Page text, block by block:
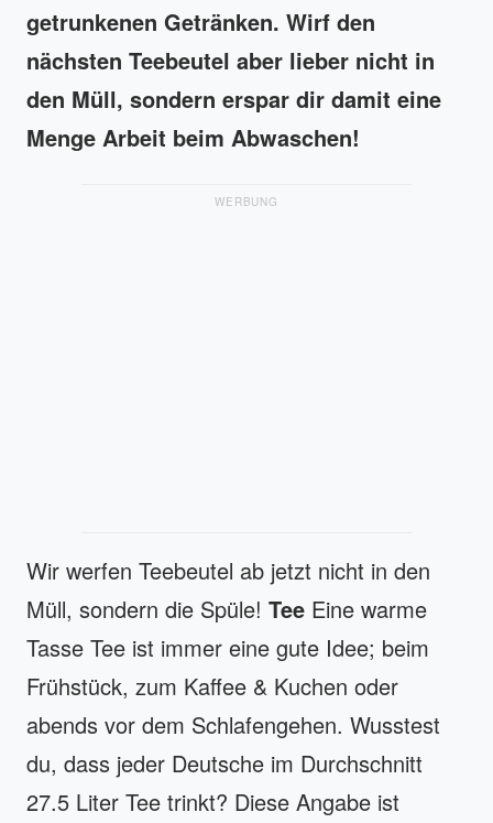
getrunkenen Getränken. Wirf den
nächsten Teebeutel aber lieber nicht in
den Müll, sondern erspar dir damit eine
Menge Arbeit beim Abwaschen!
WERBUNG
Wir werfen Teebeutel ab jetzt nicht in den
Müll, sondern die Spüle! Tee Eine warme
Tasse Tee ist immer eine gute Idee; beim
Frühstück, zum Kaffee & Kuchen oder
abends vor dem Schlafengehen. Wusstest
du, dass jeder Deutsche im Durchschnitt
27.5 Liter Tee trinkt? Diese Angabe ist